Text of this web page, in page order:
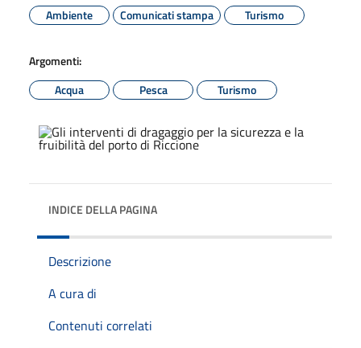
Ambiente
Comunicati stampa Turismo
Argomenti:
Acqua
Pesca Turismo
INDICE DELLA PAGINA
Descrizione
A cura di
Contenuti correlati